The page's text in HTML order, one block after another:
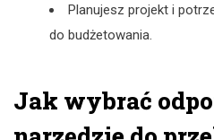
Planujesz projekt i
do budżetowania.
Jak wybrać